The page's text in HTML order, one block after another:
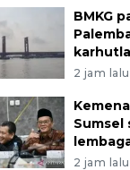
BMKG
karhutla
2 jam lalu
Sumsel
2 jam lalu